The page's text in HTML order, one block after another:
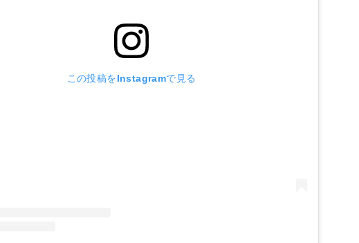
この投稿をInstagramで見る